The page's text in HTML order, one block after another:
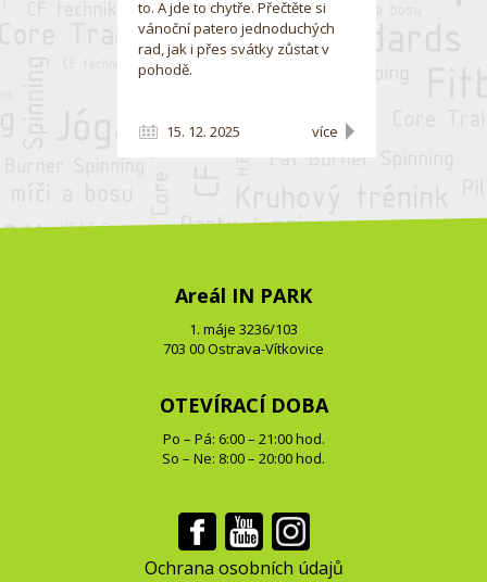
to. A jde to chytře. Přečtěte si
vánoční patero jednoduchých
rad, jak i přes svátky zůstat v
pohodě.
15. 12. 2025 více
Areál IN PARK
1. máje 3236/103
703 00 Ostrava-Vítkovice
OTEVÍRACÍ DOBA
Po – Pá: 6:00 – 21:00 hod.
So – Ne: 8:00 – 20:00 hod.
Ochrana osobních údajů